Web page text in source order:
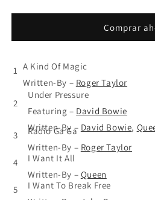
II
CD
II
CD
Comprar
1 A Kind Of Magic
Written-By – Roger Taylor
2
Under Pressure
Featuring – David Bowie
Written-By– David Bowie,
3
Radio Ga Ga
Written-By – Roger Taylor
4
I Want It All
Written-By – Queen
5
I Want To Break Free